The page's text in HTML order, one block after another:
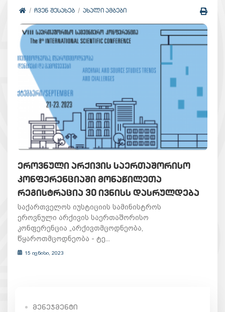
ᲩᲕᲔᲜ ᲨᲔᲡᲐᲮᲔᲑ ᲐᲮᲐᲚᲘ ᲐᲛᲑᲔᲑᲘ
ᲔᲠᲝᲕᲜᲣᲚᲘ ᲐᲠᲥᲘᲕᲘᲡ ᲡᲐᲔᲠᲗᲐᲨᲝᲠᲘᲡᲝ
ᲙᲝᲜᲤᲔᲠᲔᲜᲪᲘᲐᲨᲘ ᲛᲝᲜᲐᲬᲘᲚᲔᲗᲐ
ᲠᲔᲒᲘᲡᲢᲠᲐᲪᲘᲐ 30 ᲘᲕᲜᲘᲡᲡ ᲓᲐᲡᲠᲣᲚᲓᲔᲑᲐ
საქართველოს იუსტიციის სამინისტროს
ეროვნული არქივის საერთაშორისო
კონფერენცია „არქივთმცოდნეობა,
წყაროთმცოდნეობა - ტე...
15 ივნისი, 2023
ᲛᲔᲜᲔᲯᲛᲔᲜᲢᲘ